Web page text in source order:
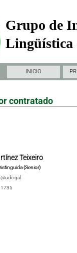
Grupo de
Lingüística
INICIO
contratado
Teixeiro
(Senior)